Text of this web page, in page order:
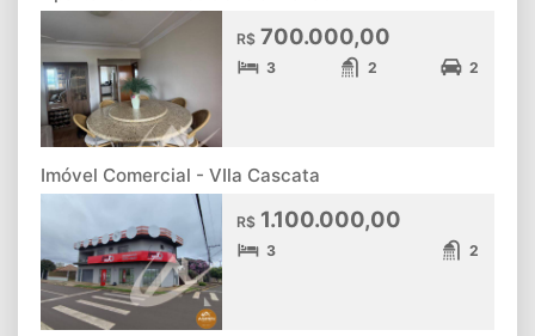
R$ 700.000,00
3 2 2
Imóvel Comercial - VIla Cascata
R$ 1.100.000,00
3 2